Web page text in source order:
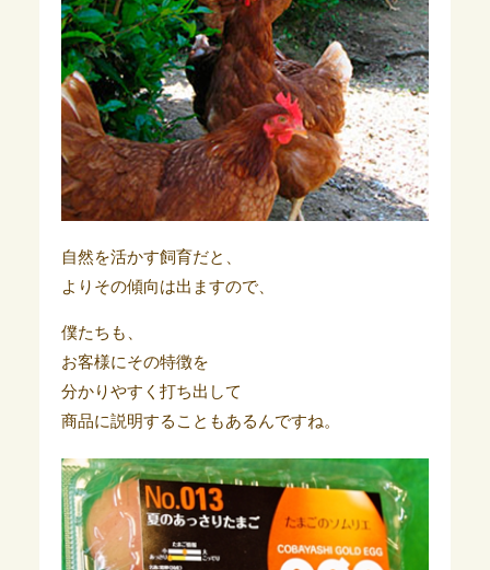
自然を活かす飼育だと、
よりその傾向は出ますので、
僕たちも、
お客様にその特徴を
分かりやすく打ち出して
商品に説明することもあるんですね。